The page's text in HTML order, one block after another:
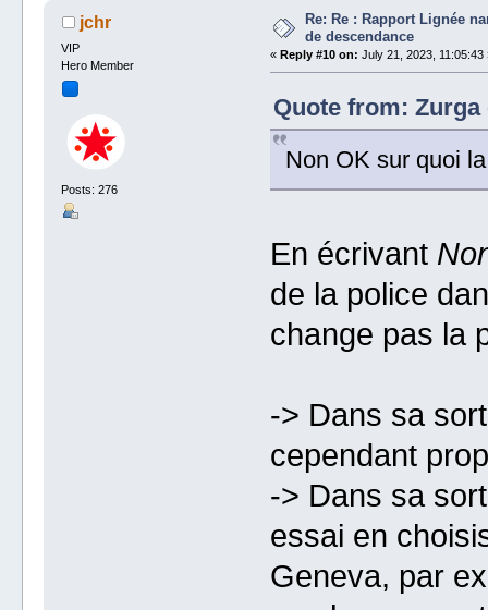
jchr
VIP
Hero Member
Posts: 276
Re: Re : Rapport Lignée
de descendance
« Reply #10 on: July 21, 2023, 11:05:43
Quote from: Zurga
Non OK sur quoi
En écrivant
de la police
change pas la
-> Dans sa
cependant
-> Dans sa
essai en
Geneva, par